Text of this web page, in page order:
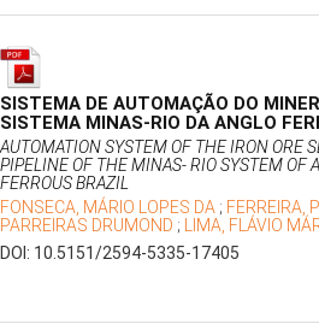
SISTEMA DE AUTOMAÇÃO DO
SISTEMA MINAS-RIO DA ANGLO
AUTOMATION SYSTEM OF THE IRON ORE
PIPELINE OF THE MINAS- RIO SYSTEM OF
FERROUS BRAZIL
FONSECA, MÁRIO LOPES DA ; FERREIRA,
PARREIRAS DRUMOND ; LIMA, FLÁVIO
DOI: 10.5151/2594-5335-17405